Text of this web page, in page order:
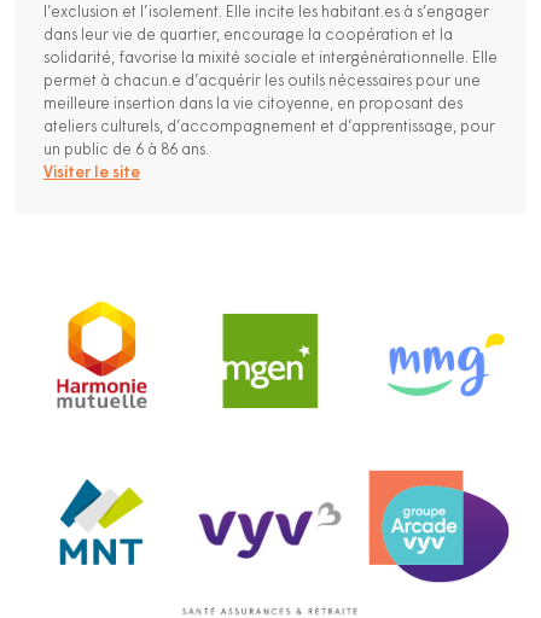
l’exclusion et l’isolement. Elle incite les habitant.es à s’engager
dans leur vie de quartier, encourage la coopération et la
solidarité, favorise la mixité sociale et intergénérationnelle. Elle
permet à chacun.e d’acquérir les outils nécessaires pour une
meilleure insertion dans la vie citoyenne, en proposant des
ateliers culturels, d’accompagnement et d’apprentissage, pour
un public de 6 à 86 ans.
Visiter le site